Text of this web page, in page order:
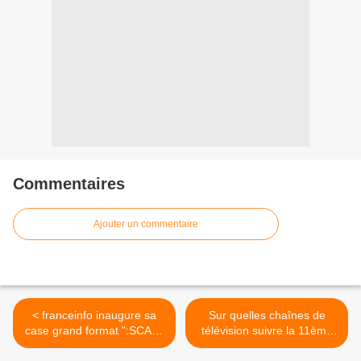
Commentaires
Ajouter un commentaire
< franceinfo inaugure sa
case grand format ":SCAN"
en revenant sur les
Sur quelles chaînes de
télévision suivre la 11ème
journée de la Ligue 1